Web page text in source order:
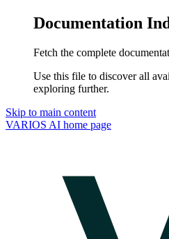
Documentation
Fetch the complete
Use this file to discover all
exploring further.
Skip to main content
VARIOS AI home page